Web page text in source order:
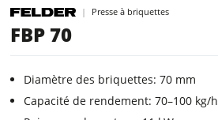
Presse à briquettes
FBP 70
Diamètre des briquettes: 70 mm
Capacité de rendement: 70–100 kg/h